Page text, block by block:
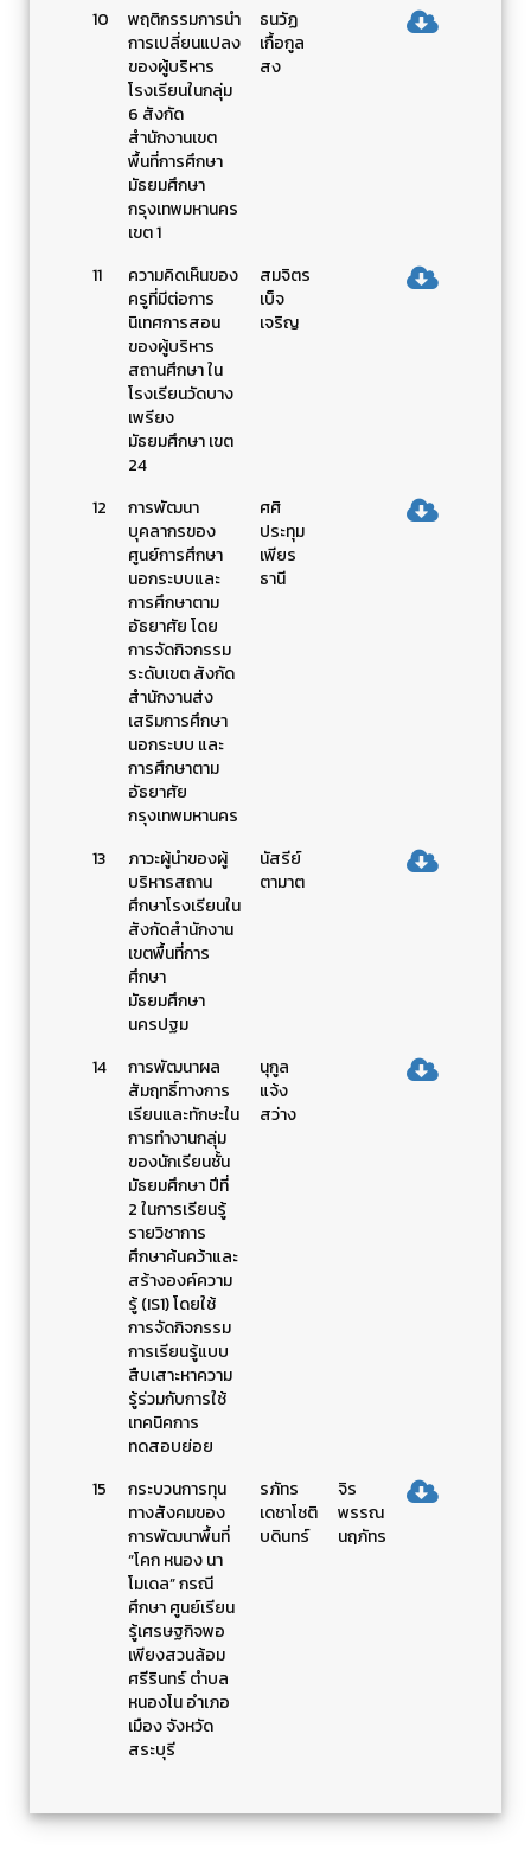
10
พฤติกรรมการนำ
การเปลี่ยนแปลง
ของผู้บริหาร
โรงเรียนในกลุ่ม
6 สังกัด
สำนักงานเขต
พื้นที่การศึกษา
มัธยมศึกษา
กรุงเทพมหานคร
เขต 1
ธนวัฏ
เกื้อกูล
สง
11
ความคิดเห็นของ
ครูที่มีต่อการ
นิเทศการสอน
ของผู้บริหาร
สถานศึกษา ใน
โรงเรียนวัดบาง
เพรียง
มัธยมศึกษา เขต
24
สมจิตร
เบ็จ
เจริญ
12
การพัฒนา
บุคลากรของ
ศูนย์การศึกษา
นอกระบบและ
การศึกษาตาม
อัธยาศัย โดย
การจัดกิจกรรม
ระดับเขต สังกัด
สำนักงานส่ง
เสริมการศึกษา
นอกระบบ และ
การศึกษาตาม
อัธยาศัย
กรุงเทพมหานคร
ศศิ
ประทุม
เพียร
ธานี
13
ภาวะผู้นำของผู้
บริหารสถาน
ศึกษาโรงเรียนใน
สังกัดสำนักงาน
เขตพื้นที่การ
ศึกษา
มัธยมศึกษา
นครปฐม
นัสรีย์
ตามาต
14
การพัฒนาผล
สัมฤทธิ์ทางการ
เรียนและทักษะใน
การทำงานกลุ่ม
ของนักเรียนชั้น
มัธยมศึกษา ปีที่
2 ในการเรียนรู้
รายวิชาการ
ศึกษาค้นคว้าและ
สร้างองค์ความ
รู้ (IS1) โดยใช้
การจัดกิจกรรม
การเรียนรู้แบบ
สืบเสาะหาความ
รู้ร่วมกับการใช้
เทคนิคการ
ทดสอบย่อย
นุกูล
แจ้ง
สว่าง
15
กระบวนการทุน
ทางสังคมของ
การพัฒนาพื้นที่
“โคก หนอง นา
โมเดล” กรณี
ศึกษา ศูนย์เรียน
รู้เศรษฐกิจพอ
เพียงสวนล้อม
ศรีรินทร์ ตำบล
หนองโน อำเภอ
เมือง จังหวัด
สระบุรี
รภัทร
เดชาโชติ
บดินทร์
จิร
พรรณ
นฤภัทร